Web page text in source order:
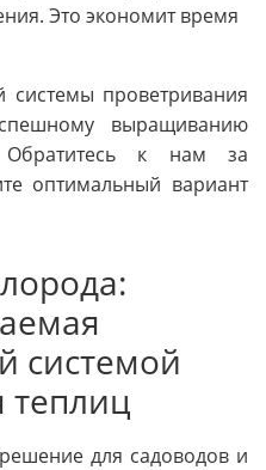
Это экономит время
системы проветривания
выращиванию
к нам за
оптимальный вариант
системой
теплиц
для садоводов и